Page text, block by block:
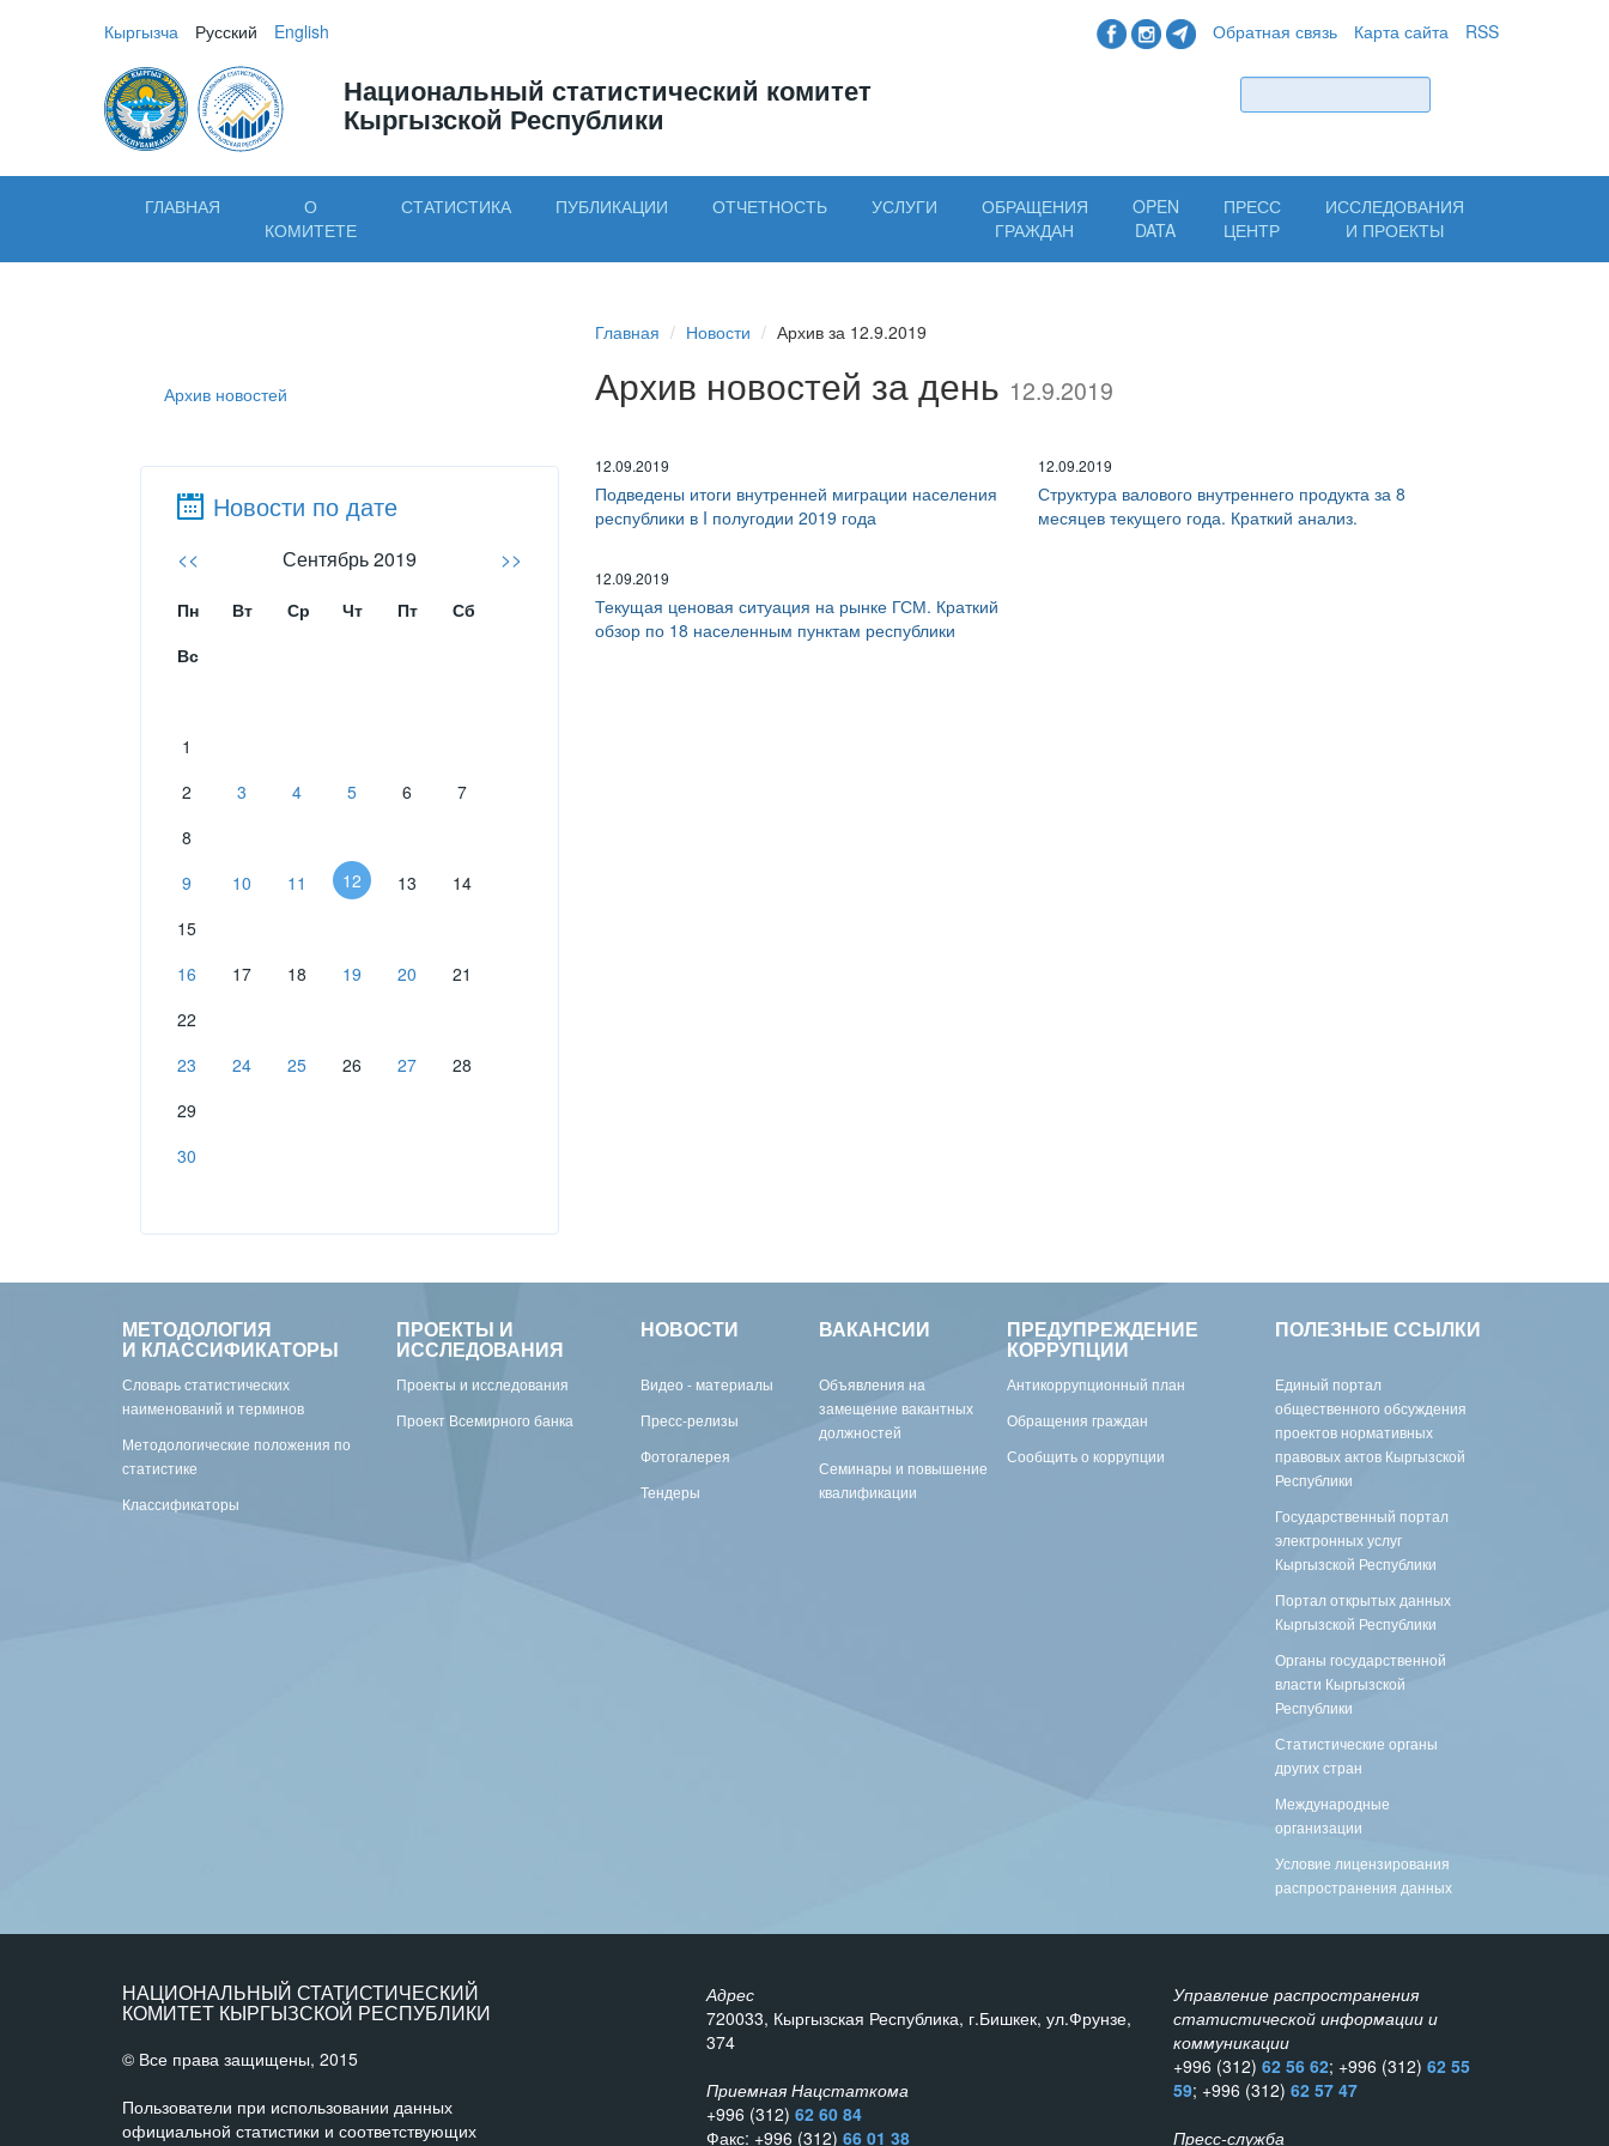
Кыргызча Русский English Обратная связь Карта сайта RSS
Национальный статистический комитет
Кыргызской Республики
ГЛАВНАЯ
О
КОМИТЕТЕ
СТАТИСТИКА ПУБЛИКАЦИИ ОТЧЕТНОСТЬ УСЛУГИ
ОБРАЩЕНИЯ
ГРАЖДАН
OPEN
DATA
ПРЕСС
ЦЕНТР
ИССЛЕДОВАНИЯ
И ПРОЕКТЫ
Архив новостей
Новости по дате
<< Сентябрь 2019 >>
Пн Вт Ср Чт Пт
Сб
Вс
1
2
3 4 5 6
7
8
9
10 11 12 13
14
15
16
17 18 19 20
21
22
23
24 25 26 27
28
29
30
Главная Новости Архив за 12.9.2019
Архив новостей за день 12.9.2019
12.09.2019
Подведены итоги внутренней миграции населения
республики в I полугодии 2019 года
12.09.2019
Структура валового внутреннего продукта за 8
месяцев текущего года. Краткий анализ.
12.09.2019
Текущая ценовая ситуация на рынке ГСМ. Краткий
обзор по 18 населенным пунктам республики
МЕТОДОЛОГИЯ
И КЛАССИФИКАТОРЫ
Словарь статистических
наименований и терминов
Методологические положения по
статистике
Классификаторы
ПРОЕКТЫ И
ИССЛЕДОВАНИЯ
Проекты и исследования
Проект Всемирного банка
НОВОСТИ
Видео - материалы
Пресс-релизы
Фотогалерея
Тендеры
ВАКАНСИИ
Объявления на
замещение вакантных
должностей
Семинары и повышение
квалификации
ПРЕДУПРЕЖДЕНИЕ
КОРРУПЦИИ
Антикоррупционный план
Обращения граждан
Сообщить о коррупции
ПОЛЕЗНЫЕ ССЫЛКИ
Единый портал
общественного обсуждения
проектов нормативных
правовых актов Кыргызской
Республики
Государственный портал
электронных услуг
Кыргызской Республики
Портал открытых данных
Кыргызской Республики
Органы государственной
власти Кыргызской
Республики
Статистические органы
других стран
Международные
организации
Условие лицензирования
распространения данных
НАЦИОНАЛЬНЫЙ СТАТИСТИЧЕСКИЙ
КОМИТЕТ КЫРГЫЗСКОЙ РЕСПУБЛИКИ
© Все права защищены, 2015
Пользователи при использовании данных
официальной статистики и соответствующих
Адрес
720033, Кыргызская Республика, г.Бишкек, ул.Фрунзе,
374
Приемная Нацстаткома
+996 (312) 62 60 84
Факс: +996 (312) 66 01 38
Управление распространения
статистической информации и
коммуникации
+996 (312) 62 56 62; +996 (312) 62 55
59; +996 (312) 62 57 47
Пресс-служба